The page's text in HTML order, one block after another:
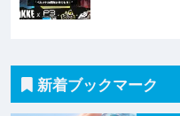
新着ブックマーク